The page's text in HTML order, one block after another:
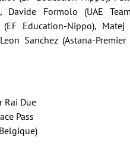
Davide Formolo (UAE
Education-Nippo),
Sanchez (Astana-
Rai Due
Pass